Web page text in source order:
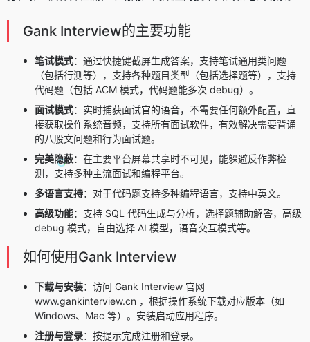
Gank Interview的主要功能
笔试模式：通过快捷键截屏生成答案，支持笔试通用类问题
（包括行测等），支持各种题目类型（包括选择题等），支持
代码题（包括 ACM 模式，代码题能多次 debug）。
面试模式：实时捕获面试官的语音，不需要任何额外配置，直
接获取操作系统音频，支持所有面试软件，有效解决需要背诵
的八股文问题和行为面试题。
完美隐蔽：在主要平台屏幕共享时不可见，能躲避反作弊检
测，支持多种主流面试和编程平台。
多语言支持：对于代码题支持多种编程语言，支持中英文。
高级功能：支持 SQL 代码生成与分析，选择题辅助解答，高级
debug 模式，自由选择 AI 模型，语音交互模式等。
如何使用Gank Interview
下载与安装：访问 Gank Interview 官网
www.gankinterview.cn ，根据操作系统下载对应版本（如
Windows、Mac 等）。安装启动应用程序。
注册与登录：按提示完成注册和登录。